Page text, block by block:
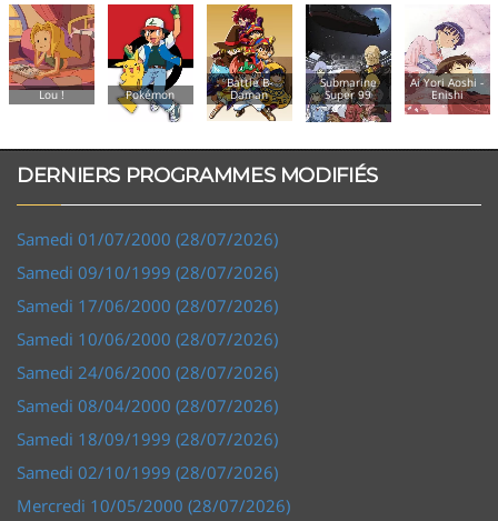
Lou ! Pokémon
Battle B-
Daman
Submarine
Super 99
Ai Yori Aoshi -
Enishi
DERNIERS PROGRAMMES MODIFIÉS
Samedi 01/07/2000 (28/07/2026)
Samedi 09/10/1999 (28/07/2026)
Samedi 17/06/2000 (28/07/2026)
Samedi 10/06/2000 (28/07/2026)
Samedi 24/06/2000 (28/07/2026)
Samedi 08/04/2000 (28/07/2026)
Samedi 18/09/1999 (28/07/2026)
Samedi 02/10/1999 (28/07/2026)
Mercredi 10/05/2000 (28/07/2026)